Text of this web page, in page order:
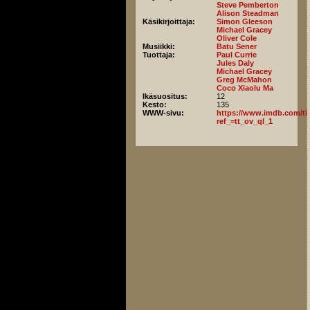
Steve Pemberton
Alison Steadman
Käsikirjoittaja:
Simon Gleeson
Michael Gracey
Oliver Cole
Musiikki:
Batu Sener
Tuottaja:
Paul Currie
Jules Daly
Michael Gracey
Greg McMahon
Coco Xiaolu Ma
Ikäsuositus:
12
Kesto:
135
WWW-sivu:
https://www.imdb.com/
ref_=tt_ov_ql_1